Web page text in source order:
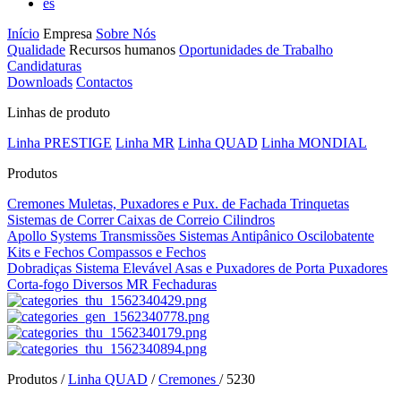
es
Início Empresa Sobre Nós
Qualidade Recursos humanos Oportunidades de Trabalho
Candidaturas
Downloads Contactos
Linhas de produto
Linha PRESTIGE Linha MR Linha QUAD Linha MONDIAL
Produtos
Cremones Muletas, Puxadores e Pux. de Fachada Trinquetas
Sistemas de CorrerCaixas de Correio Cilindros
Apollo Systems Transmissões Sistemas Antipânico Oscilobatente
Kits e Fechos Compassos e Fechos
Dobradiças Sistema Elevável Asas e Puxadores de Porta Puxadores
Corta-fogo Diversos MR Fechaduras
Produtos /Linha QUAD /Cremones / 5230